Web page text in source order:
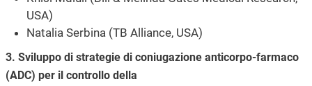
USA)
Natalia Serbina (TB Alliance, USA)
3. Sviluppo di strategie di coniugazione anticorpo-farmaco
(ADC) per il controllo della